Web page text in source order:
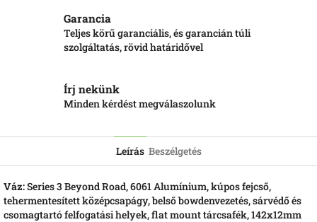
Garancia
Teljes körű garanciális, és garancián túli
szolgáltatás, rövid határidővel
Írj nekünk
Minden kérdést megválaszolunk
Leírás Beszélgetés
Váz:Series 3 Beyond Road, 6061 Alumínium, kúpos fejcső,
tehermentesített középcsapágy, belső bowdenvezetés, sárvédő és
csomagtartó felfogatási helyek, flat mount tárcsafék, 142x12mm